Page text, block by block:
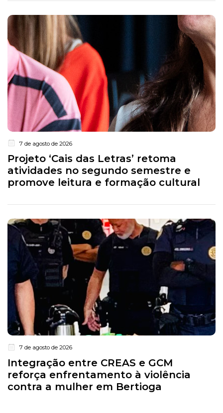
7 de agosto de 2026
Projeto ‘Cais das Letras’ retoma
atividades no segundo semestre e
promove leitura e formação cultural
7 de agosto de 2026
Integração entre CREAS e GCM
reforça enfrentamento à violência
contra a mulher em Bertioga